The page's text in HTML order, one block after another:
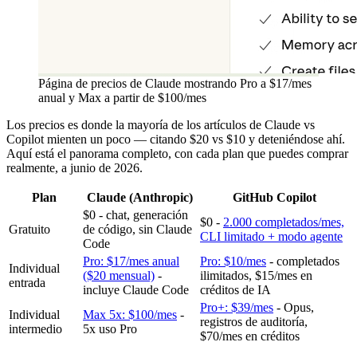
Página de precios de Claude mostrando Pro a $17/mes
anual y Max a partir de $100/mes
Los precios es donde la mayoría de los artículos de Claude vs
Copilot mienten un poco — citando $20 vs $10 y deteniéndose ahí.
Aquí está el panorama completo, con cada plan que puedes comprar
realmente, a junio de 2026.
Plan Claude (Anthropic) GitHub Copilot
Gratuito
$0 - chat, generación
de código, sin Claude
Code
$0 - 2.000 completados/mes,
CLI limitado + modo agente
Individual
entrada
Pro: $17/mes anual
($20 mensual) -
incluye Claude Code
Pro: $10/mes - completados
ilimitados, $15/mes en
créditos de IA
Individual
intermedio
Max 5x: $100/mes -
5x uso Pro
Pro+: $39/mes - Opus,
registros de auditoría,
$70/mes en créditos